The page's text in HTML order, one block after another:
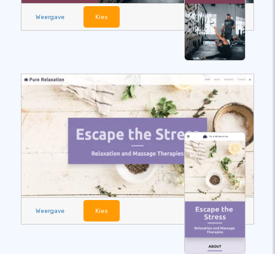
Weergave Kies
Weergave Kies